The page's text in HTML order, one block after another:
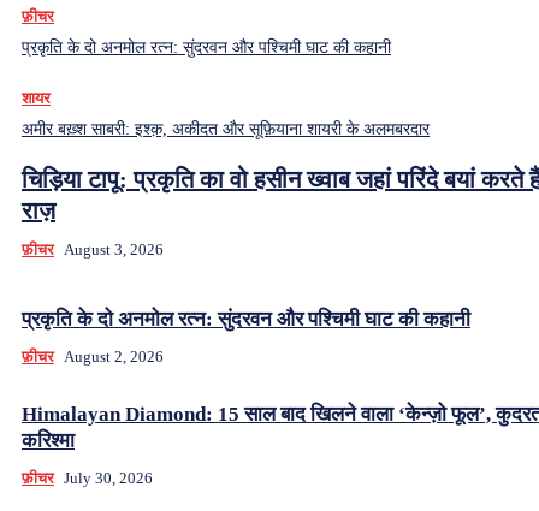
फ़ीचर
प्रकृति के दो अनमोल रत्न: सुंदरवन और पश्चिमी घाट की कहानी
शायर
अमीर बख़्श साबरी: इश्क़, अकीदत और सूफ़ियाना शायरी के अलमबरदार
चिड़िया टापू: प्रकृति का वो हसीन ख्वाब जहां परिंदे बयां करते
राज़
फ़ीचर August 3, 2026
प्रकृति के दो अनमोल रत्न: सुंदरवन और पश्चिमी घाट की कहानी
फ़ीचर August 2, 2026
Himalayan Diamond: 15 साल बाद खिलने वाला ‘केन्ज़ो फूल’,
करिश्मा
फ़ीचर July 30, 2026